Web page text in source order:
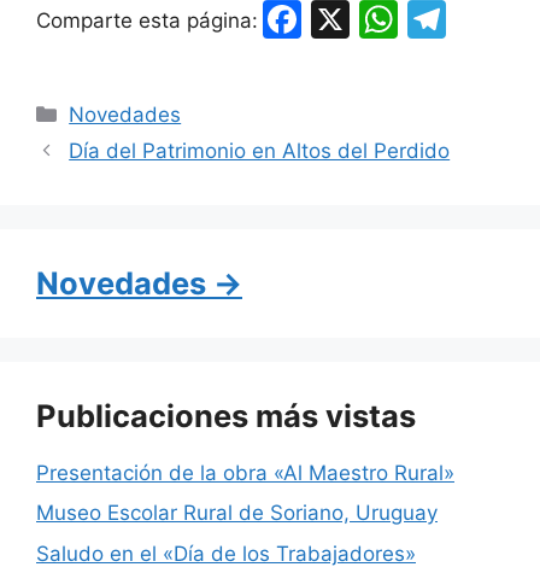
Comparte esta página:
F
e
b
X
W
s
A a
Categorías
Novedades
Día del Patrimonio en Altos del Perdido
Novedades →
Publicaciones más vistas
Presentación de la obra «Al Maestro Rural»
Museo Escolar Rural de Soriano, Uruguay
Saludo en el «Día de los Trabajadores»